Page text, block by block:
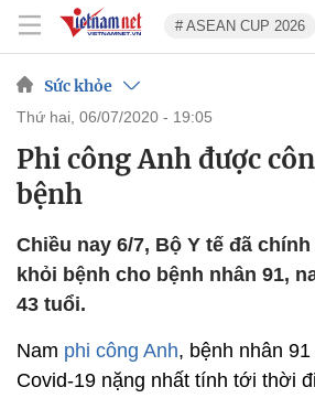
# ASEAN CUP 2026
Sức khỏe
thứ hai, 06/07/2020 - 19:05
Phi công Anh được
bệnh
Chiều nay 6/7, Bộ Y tế đã
khỏi bệnh cho bệnh nhân 91,
43 tuổi.
Nam phi công Anh, bệnh nhân
Covid-19 nặng nhất tính tới thời